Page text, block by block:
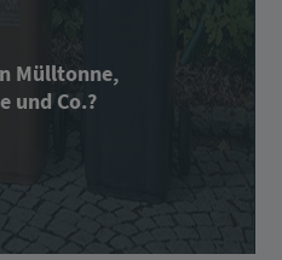
Mülltonne,
und Co.?